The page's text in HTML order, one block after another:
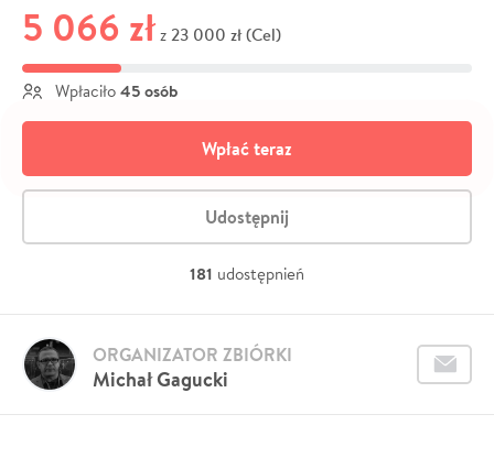
5 066 zł z 23 000 zł (Cel)
Wpłaciło 45 osób
Wpłać teraz
Udostępnij
181 udostępnień
Michał Gagucki
ORGANIZATOR ZBIÓRKI